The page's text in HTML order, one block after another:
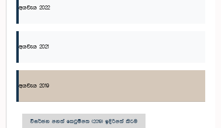
අයවැය 2022
අයවැය 2021
අයවැය 2019
විසර්ජන පනත් කෙටුම්පත (2019) ඉදිරිපත් කිරීම